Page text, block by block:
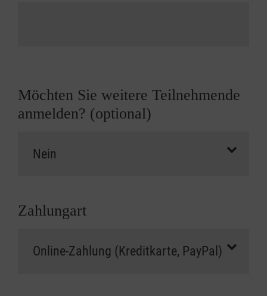
Möchten Sie weitere Teilnehmende
anmelden? (optional)
Zahlungart